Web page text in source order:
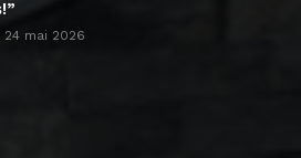
24 mai 2026